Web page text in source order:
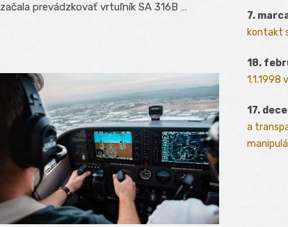
začala prevádzkovať vrtuľník SA 316B …
7.
kontakt
18.
1.1.1998
17.
a